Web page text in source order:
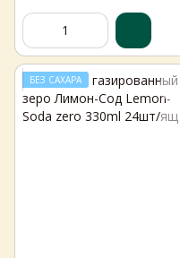
БЕЗ САХАРА